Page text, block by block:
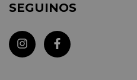
SEGUINOS